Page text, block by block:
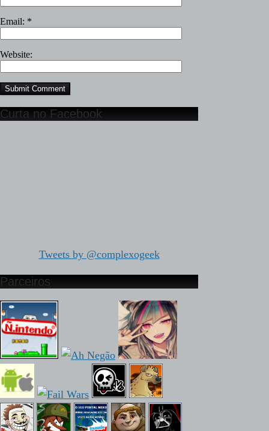
Email: *
Website:
Curta no Facebook
Tweets by @complexogeek
Parceiros